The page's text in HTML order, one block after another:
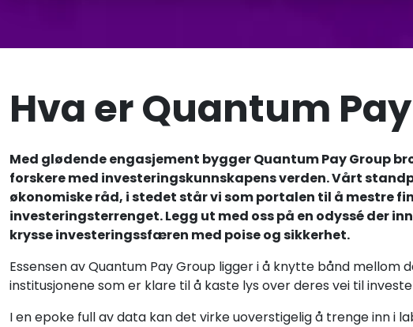
Hva er Quantum
Med glødende engasjement bygger Quantum Pay Group
forskere med investeringskunnskapens verden. Vårt
økonomiske råd, i stedet står vi som portalen til å mestre
investeringsterrenget. Legg ut med oss på en odyssé der
krysse investeringssfæren med poise og sikkerhet.
Essensen av Quantum Pay Group ligger i å knytte bånd
institusjonene som er klare til å kaste lys over deres vei til
I en epoke full av data kan det virke uoverstigelig å trenge inn i